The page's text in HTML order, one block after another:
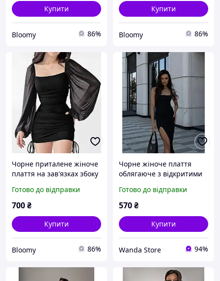
Купити
Bloomy 86%
Купити
Bloomy 86%
Чорне приталене жіноче
плаття на зав'язках збоку
(42-44 і 46-48 розміри)
Готово до відправки
700₴
Купити
Bloomy 86%
Чорне жіноче плаття
облягаюче з відкритими
вирізом на нозі XS-S M-L
Готово до відправки
570₴
Купити
Wanda Store 94%